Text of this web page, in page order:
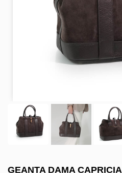
GEANTA DAMA CAPRICIA